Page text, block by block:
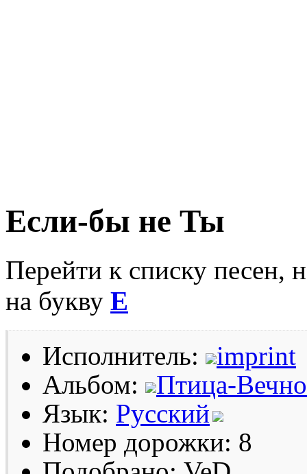
Если-бы не Ты
Перейти к списку песен,
на букву Е
Исполнитель:
imprint
Альбом:
Птица-
Язык: Русский
Номер дорожки: 8